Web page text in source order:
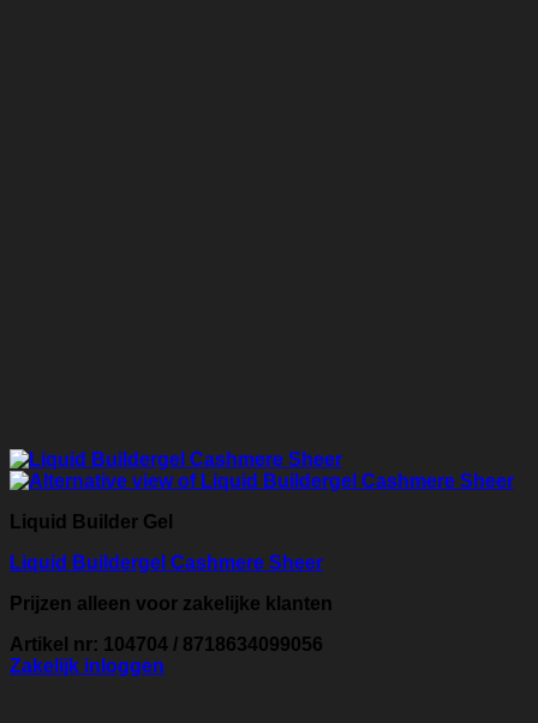
Liquid Builder Gel
Liquid Buildergel Cashmere Sheer
Prijzen alleen voor zakelijke klanten
Artikel nr: 104704 / 8718634099056
Zakelijk inloggen